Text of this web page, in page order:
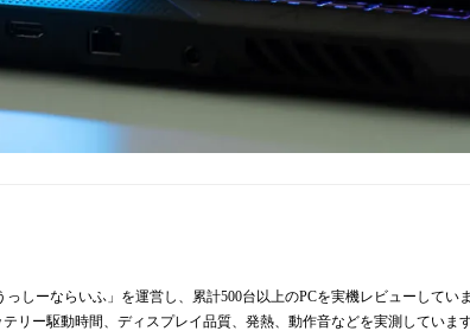
しーならいふ」を運営し、累計500台以上のPCを実機レビューしてい
リー駆動時間、ディスプレイ品質、発熱、動作音などを実測しています